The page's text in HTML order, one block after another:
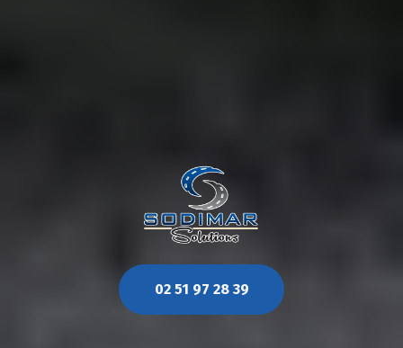
02 51 97 28 39